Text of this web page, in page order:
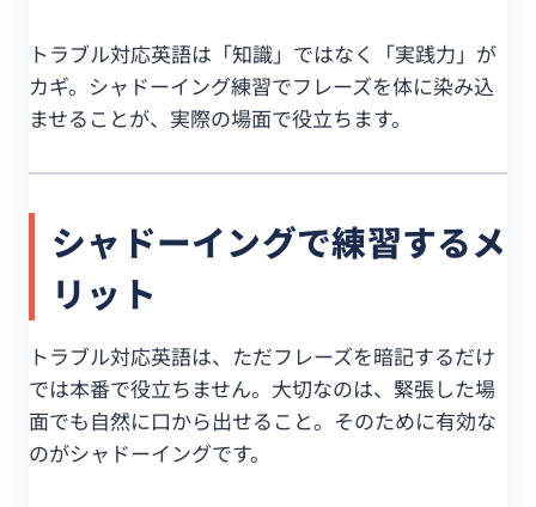
トラブル対応英語は「知識」ではなく「実践力」が
カギ。シャドーイング練習でフレーズを体に染み込
ませることが、実際の場面で役立ちます。
シャドーイングで練習するメ
リット
トラブル対応英語は、ただフレーズを暗記するだけ
では本番で役立ちません。大切なのは、緊張した場
面でも自然に口から出せること。そのために有効な
のがシャドーイングです。